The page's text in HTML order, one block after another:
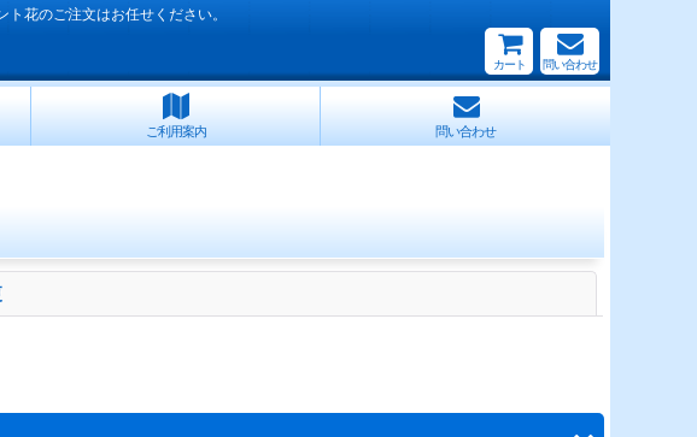
のご注文はお任せください。
カート 問い合わせ
ご利用案内 問い合わせ